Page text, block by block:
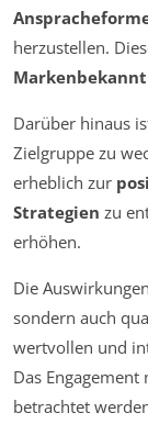
herzustellen.
Darüber hinaus
Zielgruppe zu
erheblich zur
Strategien zu
erhöhen.
Die
sondern auch
wertvollen und
Das
betrachtet